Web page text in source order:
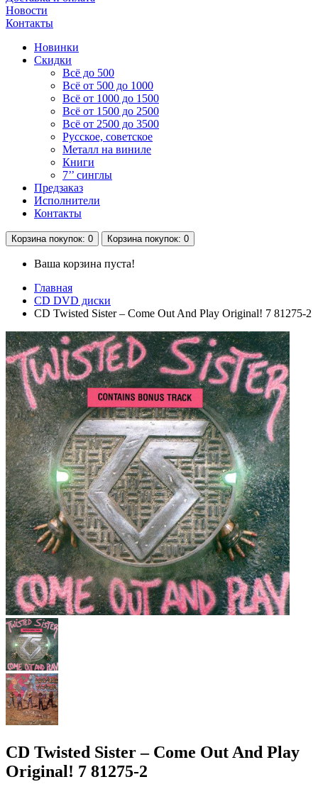
Новости
Контакты
Новинки
Скидки
Всё до 500
Всё от 500 до 1000
Всё от 1000 до 1500
Всё от 1500 до 2500
Всё от 2500 до 3500
Русское, советское
Металл на виниле
Книги
7’’ синглы
Предзаказ
Исполнители
Контакты
Корзина покупок: 0 Корзина покупок: 0
Ваша корзина пуста!
Главная
CD DVD диски
CD Twisted Sister – Come Out And Play Original! 7 81275-2
CD Twisted Sister – Come Out And Play
Original! 7 81275-2